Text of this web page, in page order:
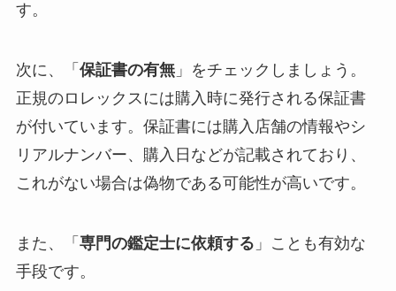
す。
次に、「 保証書の有無」をチェックしましょう。
正規のロレックスには購入時に発行される保証書
が付いています。保証書には購入店舗の情報やシ
リアルナンバー、購入日などが記載されており、
これがない場合は偽物である可能性が高いです。
また、「 専門の鑑定士に依頼する 」ことも有効な
手段です。